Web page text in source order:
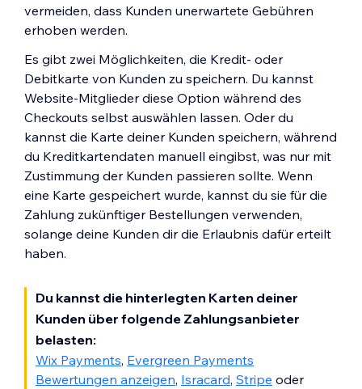
vermeiden, dass Kunden unerwartete Gebühren
erhoben werden.
Es gibt zwei Möglichkeiten, die Kredit- oder
Debitkarte von Kunden zu speichern. Du kannst
Website-Mitglieder diese Option während des
Checkouts selbst auswählen lassen. Oder du
kannst die Karte deiner Kunden speichern, während
du Kreditkartendaten manuell eingibst, was nur mit
Zustimmung der Kunden passieren sollte. Wenn
eine Karte gespeichert wurde, kannst du sie für die
Zahlung zukünftiger Bestellungen verwenden,
solange deine Kunden dir die Erlaubnis dafür erteilt
haben.
Du kannst die hinterlegten Karten deiner
Kunden über folgende Zahlungsanbieter
belasten:
Wix Payments, Evergreen Payments
Bewertungen anzeigen, Isracard, Stripe oder